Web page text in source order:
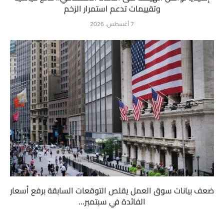
وتقييمات تدعم استمرار الزخم
7 أغسطس، 2026
ضعف بيانات سوق العمل يقلص التوقعات السابقة برفع أسعار
الفائدة في سبتمبر...